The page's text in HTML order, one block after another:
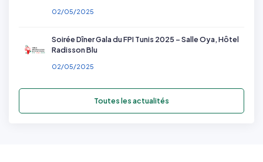
02/05/2025
Soirée Dîner Gala du FPI Tunis 2025 – Salle Oya, Hôtel
Radisson Blu
02/05/2025
Toutes les actualités